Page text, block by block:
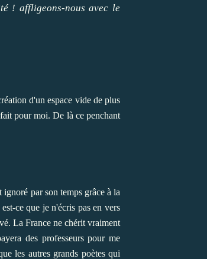
! affligeons-nous avec le
d'un espace vide de plus
pour moi. De là ce penchant
par son temps grâce à la
ce que je n'écris pas en vers
La France ne chérit vraiment
des professeurs pour me
les autres grands poètes qui